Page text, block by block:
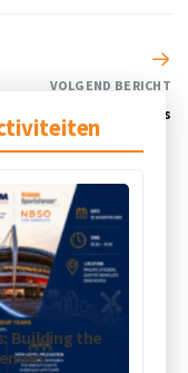
Building the
VOLGEND BERICHT
Beursdeelnames